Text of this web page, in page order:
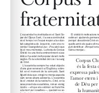
www.cpl.es